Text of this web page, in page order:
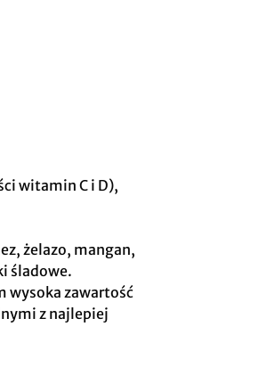
witamin C i D),
żelazo, mangan,
śladowe.
wysoka zawartość
z najlepiej